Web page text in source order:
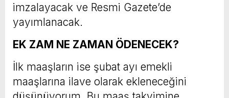
imzalayacak ve Resmi Gazete’de
yayımlanacak.
EK ZAM NE ZAMAN ÖDENECEK?
İlk maaşların ise şubat ayı emekli
maaşlarına ilave olarak ekleneceğini